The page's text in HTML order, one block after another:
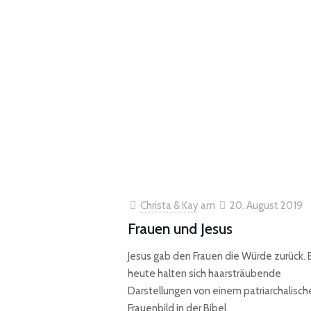
Christa & Kay am 20. August 2019
Frauen und Jesus
Jesus gab den Frauen die Würde zurück.
heute halten sich haarsträubende
Darstellungen von einem
Frauenbild in der Bibel.